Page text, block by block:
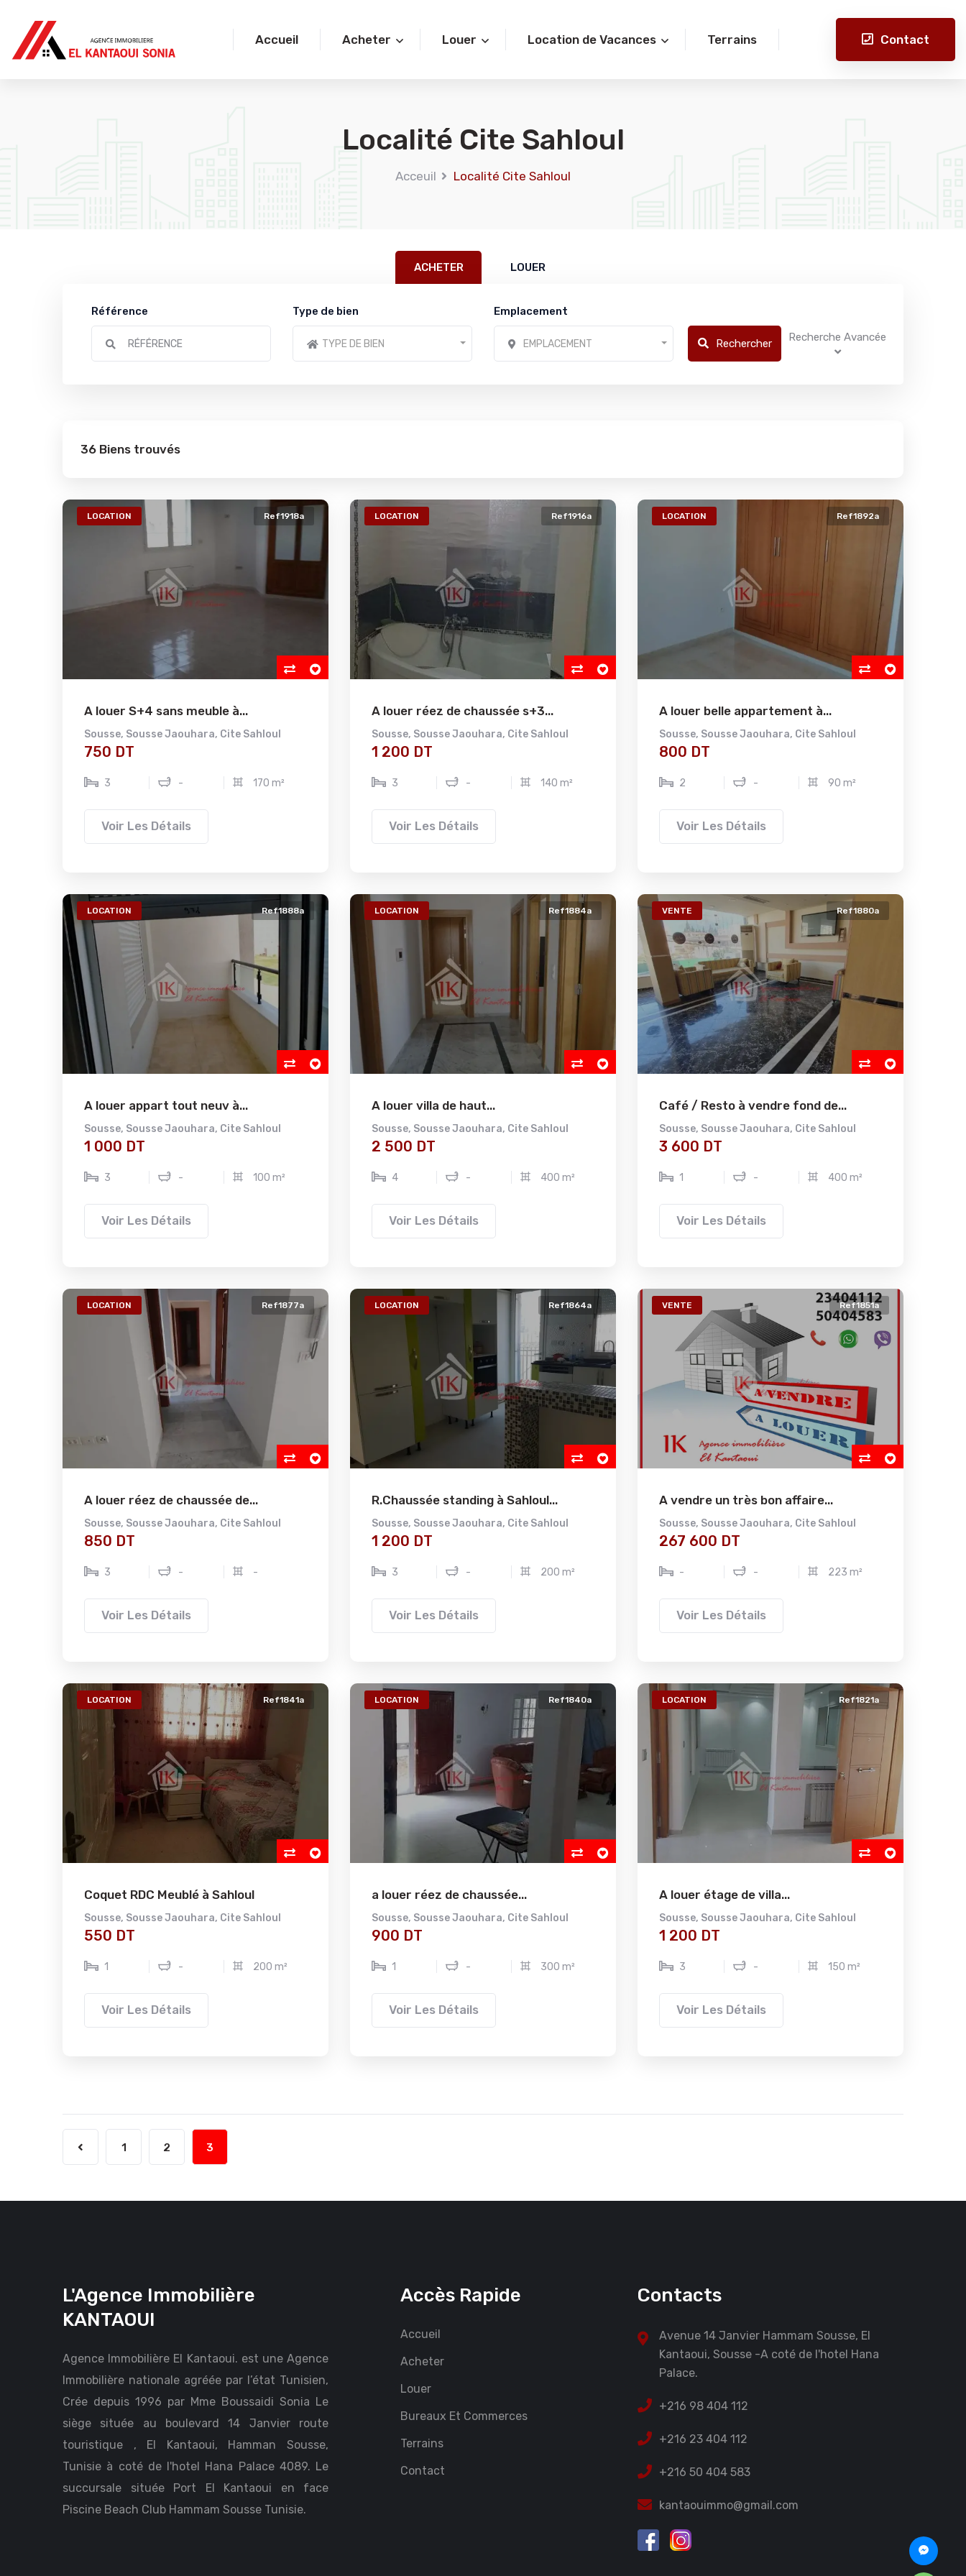
Accueil Acheter Louer Location de Vacances Terrains Contact
Localité Cite Sahloul
Acceuil Localité Cite Sahloul
ACHETER LOUER
Référence Type de bien
TYPE DE BIEN
Emplacement
EMPLACEMENT Rechercher Recherche Avancée
36 Biens trouvés
LOCATION Ref1918a
A louer S+4 sans meuble à...
Sousse, Sousse Jaouhara, Cite Sahloul
750 DT
3 - 170 m²
Voir Les Détails
LOCATION Ref1916a
A louer réez de chaussée s+3...
Sousse, Sousse Jaouhara, Cite Sahloul
1 200 DT
3 - 140 m²
Voir Les Détails
LOCATION Ref1892a
A louer belle appartement à...
Sousse, Sousse Jaouhara, Cite Sahloul
800 DT
2 - 90 m²
Voir Les Détails
LOCATION Ref1888a
A louer appart tout neuv à...
Sousse, Sousse Jaouhara, Cite Sahloul
1 000 DT
3 - 100 m²
Voir Les Détails
LOCATION Ref1884a
A louer villa de haut...
Sousse, Sousse Jaouhara, Cite Sahloul
2 500 DT
4 - 400 m²
Voir Les Détails
VENTE Ref1880a
Café / Resto à vendre fond de...
Sousse, Sousse Jaouhara, Cite Sahloul
3 600 DT
1 - 400 m²
Voir Les Détails
LOCATION Ref1877a
A louer réez de chaussée de...
Sousse, Sousse Jaouhara, Cite Sahloul
850 DT
3 - -
Voir Les Détails
LOCATION Ref1864a
R.Chaussée standing à Sahloul...
Sousse, Sousse Jaouhara, Cite Sahloul
1 200 DT
3 - 200 m²
Voir Les Détails
VENTE Ref1851a
A vendre un très bon affaire...
Sousse, Sousse Jaouhara, Cite Sahloul
267 600 DT
- - 223 m²
Voir Les Détails
LOCATION Ref1841a
Coquet RDC Meublé à Sahloul
Sousse, Sousse Jaouhara, Cite Sahloul
550 DT
1 - 200 m²
Voir Les Détails
LOCATION Ref1840a
a louer réez de chaussée...
Sousse, Sousse Jaouhara, Cite Sahloul
900 DT
1 - 300 m²
Voir Les Détails
LOCATION Ref1821a
A louer étage de villa...
Sousse, Sousse Jaouhara, Cite Sahloul
1 200 DT
3 - 150 m²
Voir Les Détails
1 2 3
L'Agence Immobilière
KANTAOUI
Agence Immobilière El Kantaoui. est une Agence
Immobilière nationale agréée par l’état Tunisien,
Crée depuis 1996 par Mme Boussaidi Sonia Le
siège située au boulevard 14 Janvier route
touristique , El Kantaoui, Hamman Sousse,
Tunisie à coté de l'hotel Hana Palace 4089. Le
succursale située Port El Kantaoui en face
Piscine Beach Club Hammam Sousse Tunisie.
Accès Rapide
Accueil
Acheter
Louer
Bureaux Et Commerces
Terrains
Contact
Contacts
Avenue 14 Janvier Hammam Sousse, El
Kantaoui, Sousse -A coté de l'hotel Hana
Palace.
+216 98 404 112
+216 23 404 112
+216 50 404 583
kantaouimmo@gmail.com